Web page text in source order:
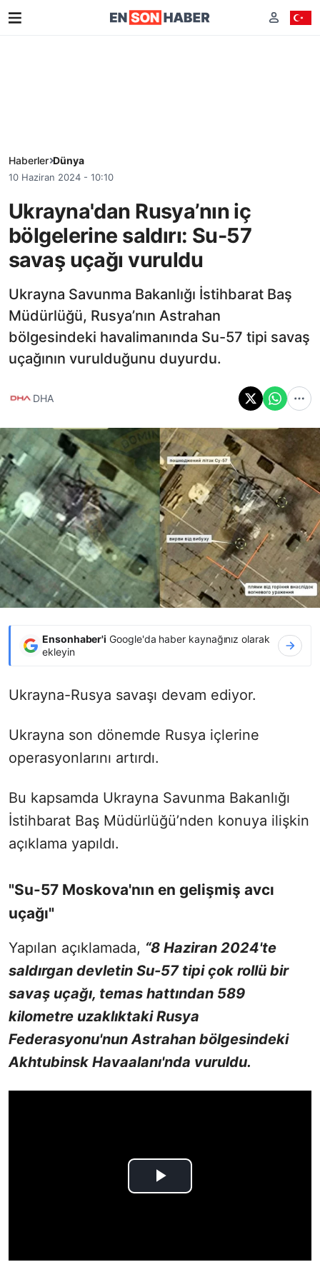
Haberler Dünya
10 Haziran 2024 - 10:10
Ukrayna'dan Rusya’nın iç
bölgelerine saldırı: Su-57
savaş uçağı vuruldu
Ukrayna Savunma Bakanlığı İstihbarat Baş
Müdürlüğü, Rusya’nın Astrahan
bölgesindeki havalimanında Su-57 tipi savaş
uçağının vurulduğunu duyurdu.
DHA
Ensonhaber'i Google'da haber kaynağınız olarak
ekleyin
Ukrayna-Rusya savaşı devam ediyor.
Ukrayna son dönemde Rusya içlerine
operasyonlarını artırdı.
Bu kapsamda Ukrayna Savunma Bakanlığı
İstihbarat Baş Müdürlüğü’nden konuya ilişkin
açıklama yapıldı.
"Su-57 Moskova'nın en gelişmiş avcı
uçağı"
Yapılan açıklamada, “8 Haziran 2024'te
saldırgan devletin Su-57 tipi çok rollü bir
savaş uçağı, temas hattından 589
kilometre uzaklıktaki Rusya
Federasyonu'nun Astrahan bölgesindeki
Akhtubinsk Havaalanı'nda vuruldu.